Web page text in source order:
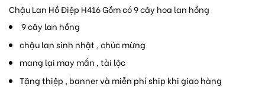
Chậu Lan Hồ Điệp H416 Gồm có 9 cây hoa lan hồng
9 cây lan hồng
chậu lan sinh nhật , chúc mừng
mang lại may mắn , tài lộc
Tặng thiệp , banner và miễn phí ship khi giao hàng